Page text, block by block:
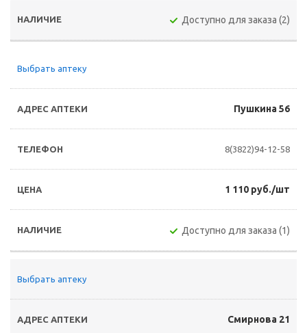
Доступно для заказа (2)
Выбрать аптеку
Пушкина 56
8(3822)94-12-58
1 110 руб./шт
Доступно для заказа (1)
Выбрать аптеку
Смирнова 21